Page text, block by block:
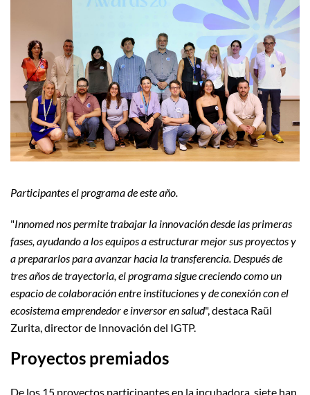
Participantes el programa de este año.
"Innomed nos permite trabajar la innovación desde las primeras
fases, ayudando a los equipos a estructurar mejor sus proyectos y
a prepararlos para avanzar hacia la transferencia. Después de
tres años de trayectoria, el programa sigue creciendo como un
espacio de colaboración entre instituciones y de conexión con el
ecosistema emprendedor e inversor en salud", destaca Raül
Zurita, director de Innovación del IGTP.
Proyectos premiados
De los 15 proyectos participantes en la incubadora, siete han